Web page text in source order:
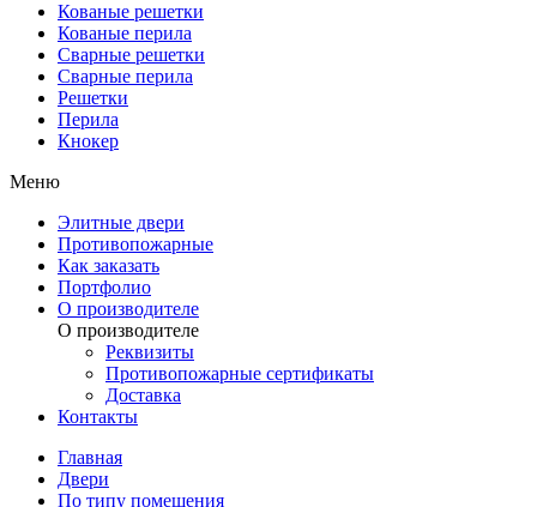
Кованые решетки
Кованые перила
Сварные решетки
Сварные перила
Решетки
Перила
Кнокер
Меню
Элитные двери
Противопожарные
Как заказать
Портфолио
О производителе
О производителе
Реквизиты
Противопожарные сертификаты
Доставка
Контакты
Главная
Двери
По типу помещения